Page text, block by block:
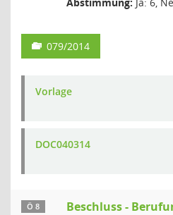
079/2014
Vorlage
DOC040314
Ö 8
Beschluss -